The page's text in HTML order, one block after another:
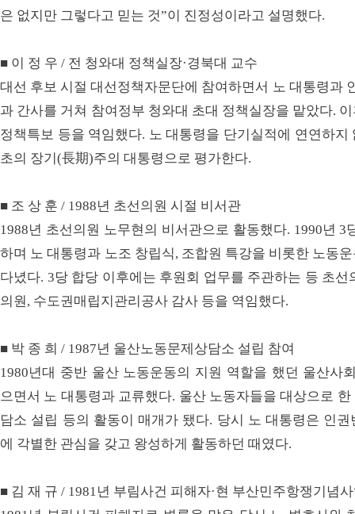
은 없지만 그렇다고 믿는 것”이 진정성이라고 설명했다.
■ 이 정 우 / 전 청와대 정책실장·경북대 교수
대선 후보 시절 대선정책자문단에 참여하면서 노 대통령과
과 간사를 거쳐 참여정부 청와대 초대 정책실장을 맡았다.
정책특보 등을 역임했다. 노 대통령을 단기실적에 연연하
초의 장기(長期)주의 대통령으로 평가한다.
■ 조 상 훈 / 1988년 초선의원 시절 비서관
1988년 초선의원 노무현의 비서관으로 활동했다. 1990년
하며 노 대통령과 노조 창립식, 조합원 특강을 비롯한 노동
다녔다. 3당 합당 이후에는 후원회 업무를 주관하는 등 초
의원, 수도권매립지관리공사 감사 등을 역임했다.
■ 박 종 희 / 1987년 울산노동문제상담소 설립 참여
1980년대 중반 울산 노동운동의 지원 역할을 했던 울산사
으면서 노 대통령과 교류했다. 울산 노동자들을 대상으로
담소 설립 등의 활동이 매개가 됐다. 당시 노 대통령은 인
에 각별한 관심을 갖고 왕성하게 활동하던 때였다.
■ 김 재 규 / 1981년 부림사건 피해자·현 부산민주항쟁기념